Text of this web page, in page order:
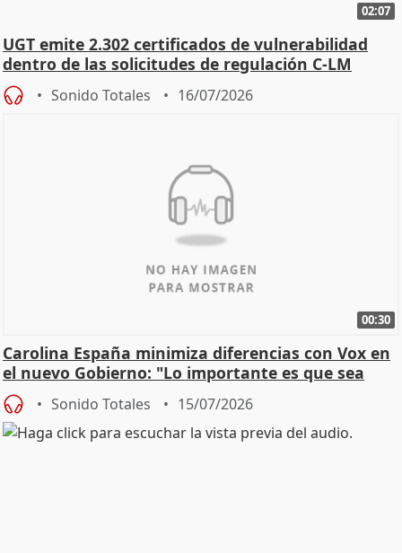
02:07
UGT emite 2.302 certificados de vulnerabilidad
dentro de las solicitudes de regulación C-LM
Sonido Totales 16/07/2026
00:30
Carolina España minimiza diferencias con Vox en
el nuevo Gobierno: "Lo importante es que sea
una leg
Sonido Totales 15/07/2026